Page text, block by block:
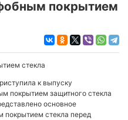
покрытием
к выпуску
покрытием защитного стекла
основное
покрытием стекла перед